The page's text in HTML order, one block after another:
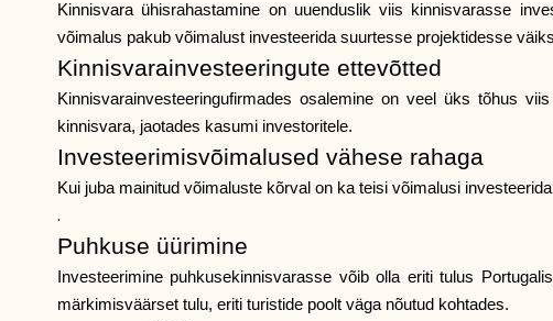
Kinnisvara ühisrahastamine on uuenduslik viis kinnisvarasse
võimalus pakub võimalust investeerida suurtesse projektidesse
Kinnisvarainvesteeringute ettevõtted
Kinnisvarainvesteeringufirmades osalemine on veel üks tõhus
kinnisvara, jaotades kasumi investoritele.
Investeerimisvõimalused vähese rahaga
Kui juba mainitud võimaluste kõrval on ka teisi võimalusi
.
Puhkuse üürimine
Investeerimine puhkusekinnisvarasse võib olla eriti tulus
märkimisväärset tulu, eriti turistide poolt väga nõutud kohtades.